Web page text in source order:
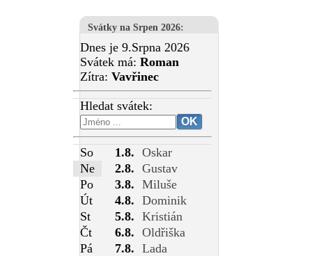
Svátky na Srpen 2026:
Dnes je 9.Srpna 2026
Svátek má: Roman
Zítra: Vavřinec
Hledat svátek:
So 1.8. Oskar
Ne
2.8. Gustav
Po
3.8. Miluše
Út
4.8. Dominik
St
5.8. Kristián
Čt
6.8. Oldřiška
Pá
7.8. Lada